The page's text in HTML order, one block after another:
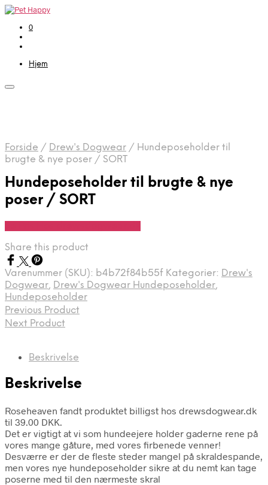
0
Hjem
Forside / Drew's Dogwear / Hundeposeholder til
brugte & nye poser / SORT
Hundeposeholder til brugte & nye
poser / SORT
Share this product
Varenummer (SKU): b4b72f84b55f Kategorier: Drew's
Dogwear, Drew's Dogwear Hundeposeholder,
Hundeposeholder
Previous Product
Next Product
Beskrivelse
Beskrivelse
Roseheaven fandt produktet billigst hos drewsdogwear.dk
til 39.00 DKK.
Det er vigtigt at vi som hundeejere holder gaderne rene på
vores mange gåture, med vores firbenede venner!
Desværre er der de fleste steder mangel på skraldespande,
men vores nye hundeposeholder sikre at du nemt kan tage
poserne med til den nærmeste skral